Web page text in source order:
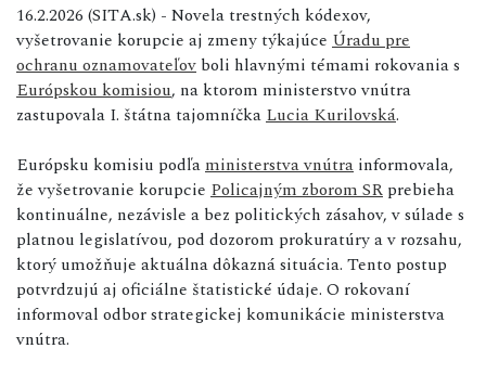
16.2.2026 (SITA.sk) - Novela trestných kódexov,
vyšetrovanie korupcie aj zmeny týkajúce Úradu pre
ochranu oznamovateľov boli hlavnými témami rokovania s
Európskou komisiou, na ktorom ministerstvo vnútra
zastupovala I. štátna tajomníčka Lucia Kurilovská.
Európsku komisiu podľa ministerstva vnútra informovala,
že vyšetrovanie korupcie Policajným zborom SR prebieha
kontinuálne, nezávisle a bez politických zásahov, v súlade s
platnou legislatívou, pod dozorom prokuratúry a v rozsahu,
ktorý umožňuje aktuálna dôkazná situácia. Tento postup
potvrdzujú aj oficiálne štatistické údaje. O rokovaní
informoval odbor strategickej komunikácie ministerstva
vnútra.